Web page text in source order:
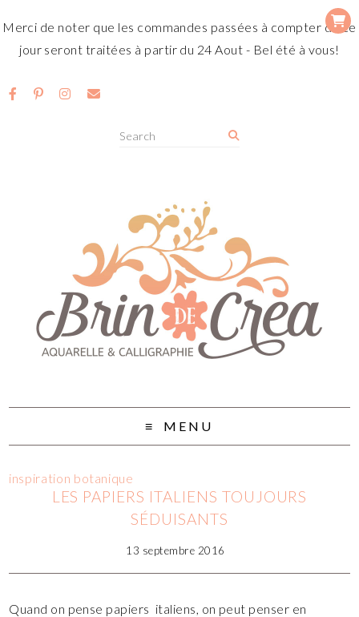
Merci de noter que les commandes passées à compter de ce
jour seront traitées à partir du 24 Aout - Bel été à vous!
MENU
inspiration botanique
LES PAPIERS ITALIENS TOUJOURS
SÉDUISANTS
13 septembre 2016
Quand on pense papiers italiens, on peut penser en